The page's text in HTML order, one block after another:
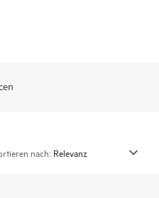
nach: